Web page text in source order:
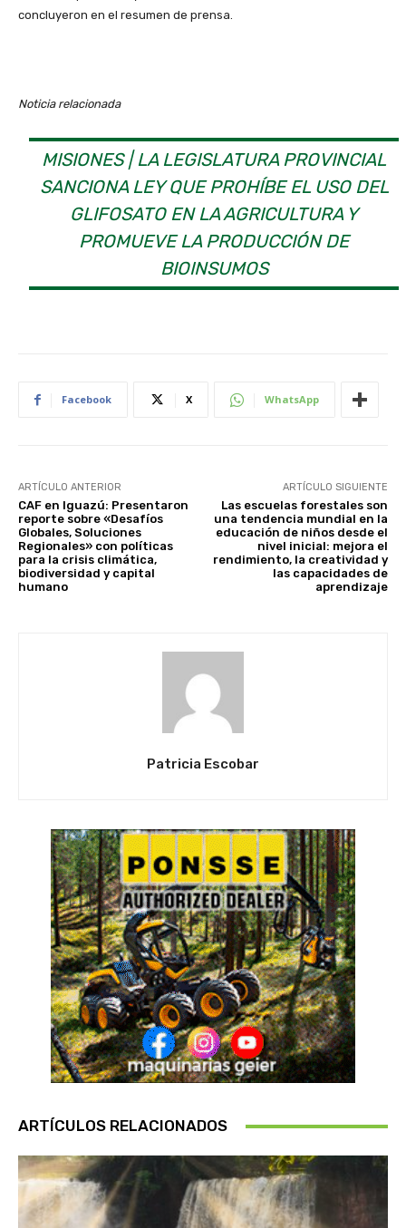
concluyeron en el resumen de prensa.
Noticia relacionada
MISIONES | LA LEGISLATURA PROVINCIAL
SANCIONA LEY QUE PROHÍBE EL USO DEL
GLIFOSATO EN LA AGRICULTURA Y
PROMUEVE LA PRODUCCIÓN DE
BIOINSUMOS
Facebook X WhatsApp
ARTÍCULO ANTERIOR
CAF en Iguazú: Presentaron
reporte sobre «Desafíos
Globales, Soluciones
Regionales» con políticas
para la crisis climática,
biodiversidad y capital
humano
ARTÍCULO SIGUIENTE
Las escuelas forestales son
una tendencia mundial en la
educación de niños desde el
nivel inicial: mejora el
rendimiento, la creatividad y
las capacidades de
aprendizaje
Patricia Escobar
ARTÍCULOS RELACIONADOS